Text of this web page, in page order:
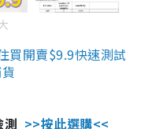
買開賣$9.9快速測試
測 >>按此選購<<